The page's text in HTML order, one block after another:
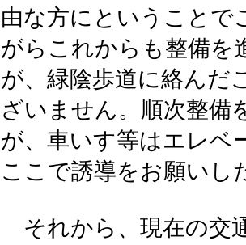
由な方にということで
がらこれからも整備を
が、緑陰歩道に絡んだ
ざいません。順次整備
が、車いす等はエレベ
ここで誘導をお願いし
それから、現在の交